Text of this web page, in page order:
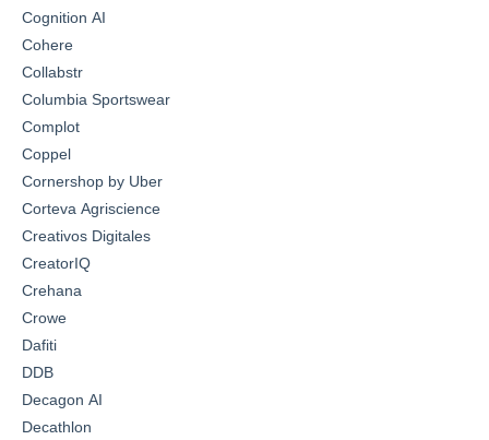
Cognition AI
Cohere
Collabstr
Columbia Sportswear
Complot
Coppel
Cornershop by Uber
Corteva Agriscience
Creativos Digitales
CreatorIQ
Crehana
Crowe
Dafiti
DDB
Decagon AI
Decathlon